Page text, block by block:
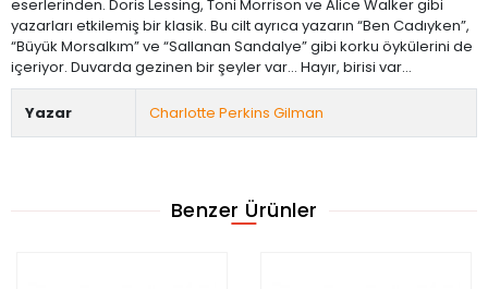
eserlerinden. Doris Lessing, Toni Morrison ve Alice Walker gibi
yazarları etkilemiş bir klasik. Bu cilt ayrıca yazarın “Ben Cadıyken”,
“Büyük Morsalkım” ve “Sallanan Sandalye” gibi korku öykülerini de
içeriyor. Duvarda gezinen bir şeyler var… Hayır, birisi var…
Yazar Charlotte Perkins Gilman
Benzer Ürünler